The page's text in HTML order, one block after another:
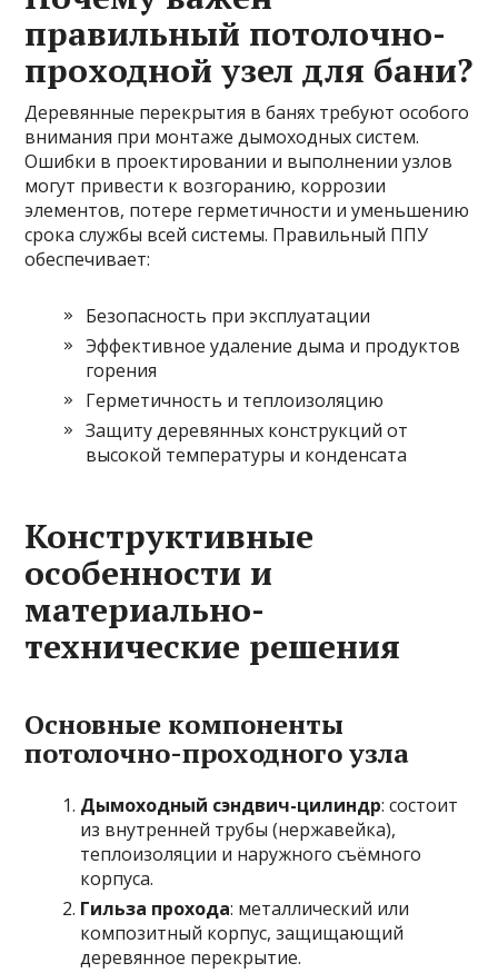
правильный потолочно-
проходной узел для бани?
Деревянные перекрытия в банях требуют особого
внимания при монтаже дымоходных систем.
Ошибки в проектировании и выполнении узлов
могут привести к возгоранию, коррозии
элементов, потере герметичности и уменьшению
срока службы всей системы. Правильный ППУ
обеспечивает:
Безопасность при эксплуатации
Эффективное удаление дыма и продуктов
горения
Герметичность и теплоизоляцию
Защиту деревянных конструкций от
высокой температуры и конденсата
Конструктивные
особенности и
материально-
технические решения
Основные компоненты
потолочно-проходного узла
Дымоходный сэндвич-цилиндр: состоит
из внутренней трубы (нержавейка),
теплоизоляции и наружного съёмного
корпуса.
Гильза прохода: металлический или
композитный корпус, защищающий
деревянное перекрытие.